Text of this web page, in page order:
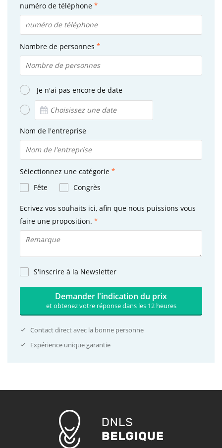
numéro de téléphone
Nombre de personnes
Je n'ai pas encore de date
Nom de l'entreprise
Sélectionnez une catégorie
Fête
Congrès
Ecrivez vos souhaits ici, afin que nous puissions vous
faire une proposition.
S'inscrire à la Newsletter
Demander l'indication du prix
et obtenez votre réponse dans les 12 heures
Contact direct avec la bonne personne
Expérience unique garantie